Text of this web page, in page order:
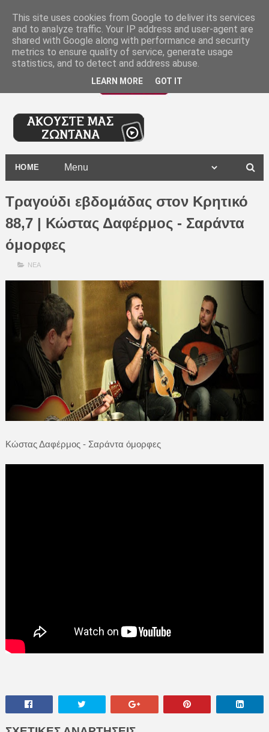
HOME
Τραγούδι εβδομάδας στον Κρητικό
88,7 | Κώστας Δαφέρμος - Σαράντα
όμορφες
ΝΕΑ
Κώστας Δαφέρμος - Σαράντα όμορφες
This site uses cookies from Google to deliver its services
and to analyze traffic. Your IP address and user-agent are
shared with Google along with performance and security
metrics to ensure quality of service, generate usage
statistics, and to detect and address abuse.
LEARN MORE GOT IT